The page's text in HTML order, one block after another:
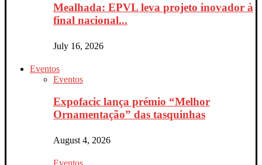
Mealhada: EPVL leva projeto inovador à
final nacional...
July 16, 2026
Eventos
Eventos
Expofacic lança prémio “Melhor
Ornamentação” das tasquinhas
August 4, 2026
Eventos